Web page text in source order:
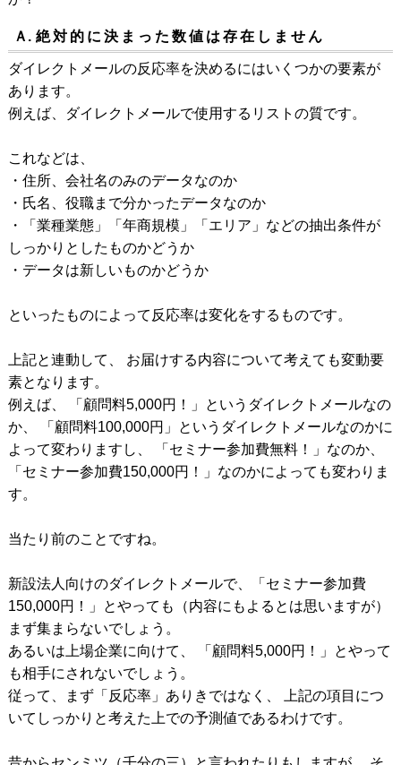
Ａ. 絶対的に決まった数値は存在しません
ダイレクトメールの反応率を決めるにはいくつかの要素が
あります。
例えば、ダイレクトメールで使用するリストの質です。
これなどは、
・住所、会社名のみのデータなのか
・氏名、役職まで分かったデータなのか
・「業種業態」「年商規模」「エリア」などの抽出条件が
しっかりとしたものかどうか
・データは新しいものかどうか
といったものによって反応率は変化をするものです。
上記と連動して、 お届けする内容について考えても変動要
素となります。
例えば、 「顧問料5,000円！」というダイレクトメールなの
か、 「顧問料100,000円」というダイレクトメールなのかに
よって変わりますし、 「セミナー参加費無料！」なのか、
「セミナー参加費150,000円！」なのかによっても変わりま
す。
当たり前のことですね。
新設法人向けのダイレクトメールで、「セミナー参加費
150,000円！」とやっても（内容にもよるとは思いますが）
まず集まらないでしょう。
あるいは上場企業に向けて、 「顧問料5,000円！」とやって
も相手にされないでしょう。
従って、まず「反応率」ありきではなく、 上記の項目につ
いてしっかりと考えた上での予測値であるわけです。